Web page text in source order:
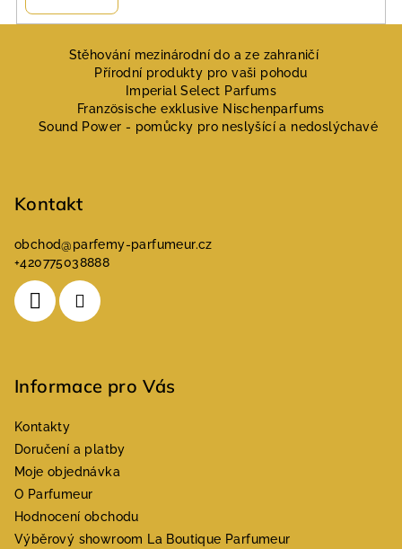
Stěhování mezinárodní do a ze zahraničí
Přírodní produkty pro vaši pohodu
Imperial Select Parfums
Französische exklusive Nischenparfums
Sound Power - pomůcky pro neslyšící a nedoslýchavé
Kontakt
obchod@parfemy-parfumeur.cz
+420775038888
Informace pro Vás
Kontakty
Doručení a platby
Moje objednávka
O Parfumeur
Hodnocení obchodu
Výběrový showroom La Boutique Parfumeur